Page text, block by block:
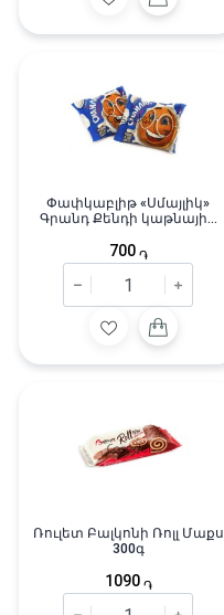
Փափկաբլիթ «Սմայլիկ»
Գրանդ Քենդի կաթնային
700 ֏
Ռուլետ Բալկոնի Ռոլլ Մաքս
300գ
1090 ֏